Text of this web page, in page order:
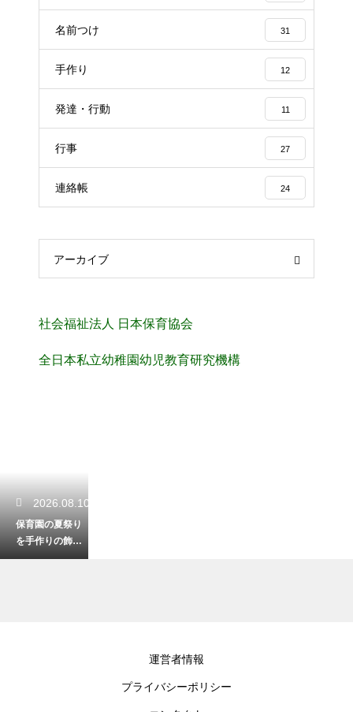
名前つけ 31
手作り 12
発達・行動 11
行事 27
連絡帳 24
アーカイブ
社会福祉法人 日本保育協会
全日本私立幼稚園幼児教育研究機構
2026.08.10
保育園の夏祭り
を手作りの飾り
付けで盛り上げ
運営者情報
プライバシーポリシー